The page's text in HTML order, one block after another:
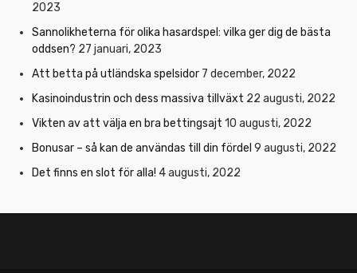
2023
Sannolikheterna för olika hasardspel: vilka ger dig de bästa
oddsen? 27 januari, 2023
Att betta på utländska spelsidor 7 december, 2022
Kasinoindustrin och dess massiva tillväxt 22 augusti, 2022
Vikten av att välja en bra bettingsajt 10 augusti, 2022
Bonusar – så kan de användas till din fördel 9 augusti, 2022
Det finns en slot för alla! 4 augusti, 2022